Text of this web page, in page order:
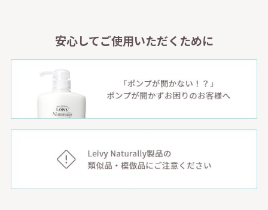
安心してご使用いただくために